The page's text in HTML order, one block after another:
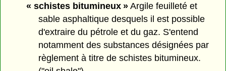
« schistes bitumineux »Argile feuilleté et
sable asphaltique desquels il est possible
d'extraire du pétrole et du gaz. S'entend
notamment des substances désignées par
règlement à titre de schistes bitumineux.